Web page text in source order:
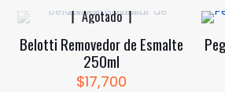
página
de
Agotado
Belotti Removedor de Esmalte
250ml
$17,700